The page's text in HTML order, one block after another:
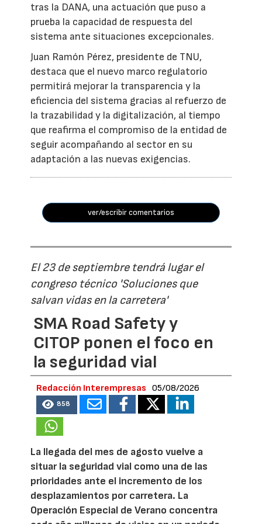
tras la DANA, una actuación que puso a
prueba la capacidad de respuesta del
sistema ante situaciones excepcionales.
Juan Ramón Pérez, presidente de TNU,
destaca que el nuevo marco regulatorio
permitirá mejorar la transparencia y la
eficiencia del sistema gracias al refuerzo de
la trazabilidad y la digitalización, al tiempo
que reafirma el compromiso de la entidad de
seguir acompañando al sector en su
adaptación a las nuevas exigencias.
ver/escribir comentarios
El 23 de septiembre tendrá lugar el
congreso técnico 'Soluciones que
salvan vidas en la carretera'
SMA Road Safety y
CITOP ponen el foco en
la seguridad vial
Redacción Interempresas 05/08/2026
858
La llegada del mes de agosto vuelve a
situar la seguridad vial como una de las
prioridades ante el incremento de los
desplazamientos por carretera. La
Operación Especial de Verano concentra